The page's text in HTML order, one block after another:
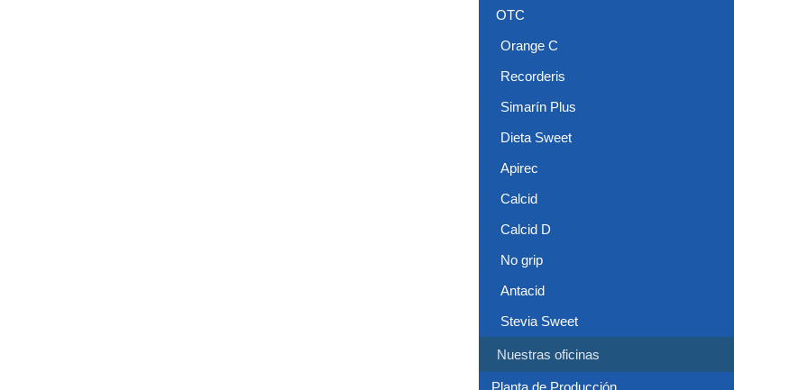
OTC
Orange C
Recorderis
Simarín Plus
Dieta Sweet
Apirec
Calcid
Calcid D
No grip
Antacid
Stevia Sweet
Nuestras oficinas
Planta de Producción